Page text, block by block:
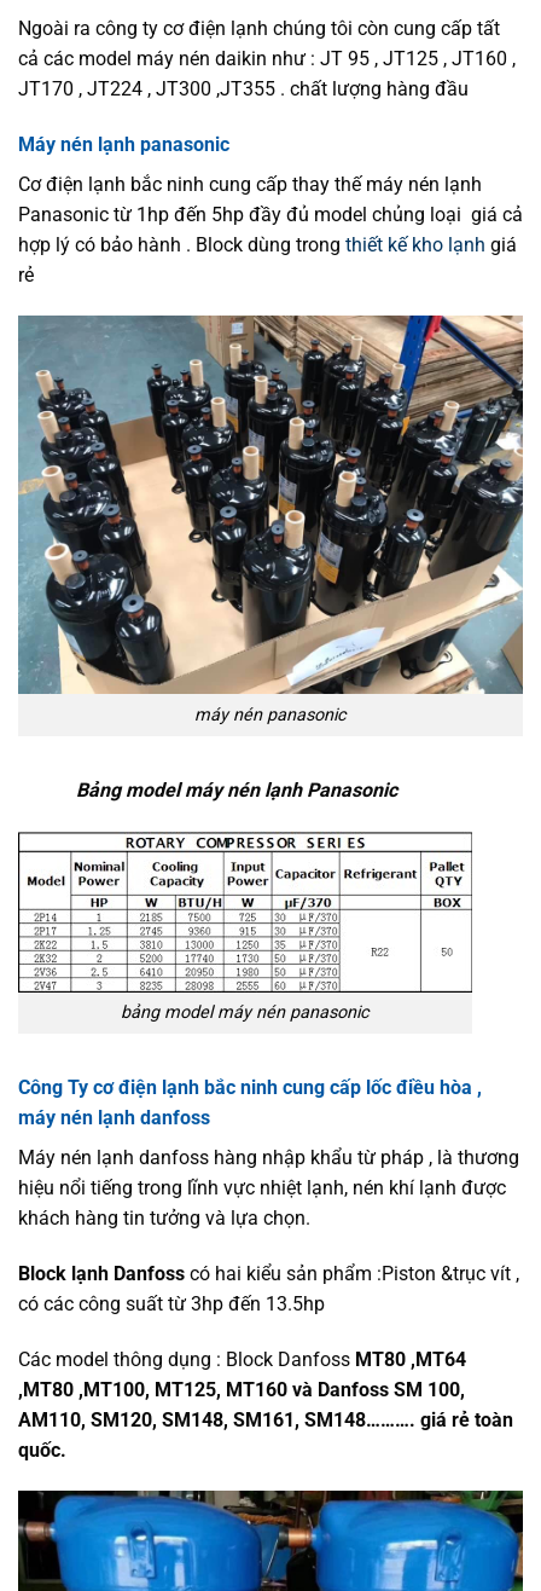
Ngoài ra công ty cơ điện lạnh chúng tôi còn cung cấp tất
cả các model máy nén daikin như : JT 95 , JT125 , JT160 ,
JT170 , JT224 , JT300 ,JT355 . chất lượng hàng đầu
Máy nén lạnh panasonic
Cơ điện lạnh bắc ninh cung cấp thay thế máy nén lạnh
Panasonic từ 1hp đến 5hp đầy đủ model chủng loại giá cả
hợp lý có bảo hành . Block dùng trong thiết kế kho lạnh giá
rẻ
máy nén panasonic
Bảng model máy nén lạnh Panasonic
bảng model máy nén panasonic
Công Ty cơ điện lạnh bắc ninh cung cấp lốc điều hòa ,
máy nén lạnh danfoss
Máy nén lạnh danfoss hàng nhập khẩu từ pháp , là thương
hiệu nổi tiếng trong lĩnh vực nhiệt lạnh, nén khí lạnh được
khách hàng tin tưởng và lựa chọn.
Block lạnh Danfoss có hai kiểu sản phẩm :Piston &trục vít ,
có các công suất từ 3hp đến 13.5hp
Các model thông dụng : Block Danfoss MT80 ,MT64
,MT80 ,MT100, MT125, MT160 và Danfoss SM 100,
AM110, SM120, SM148, SM161, SM148………. giá rẻ toàn
quốc.